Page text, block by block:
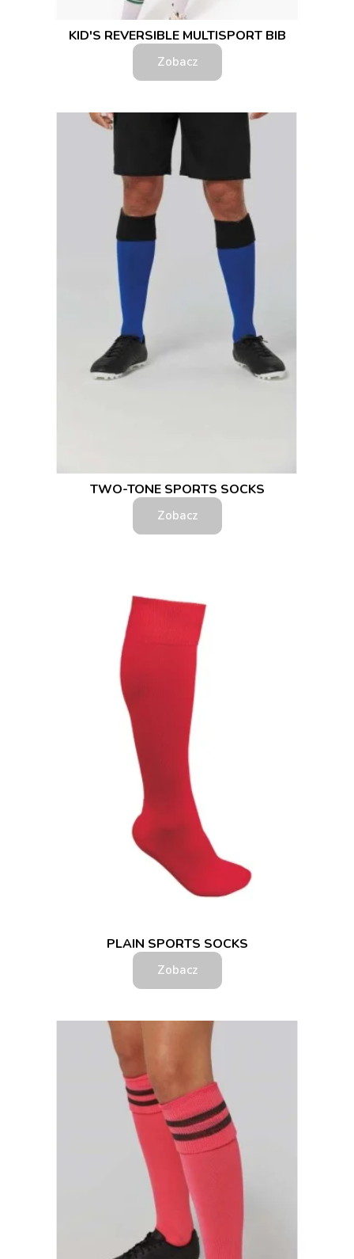
KID'S REVERSIBLE MULTISPORT BIB
Zobacz
TWO-TONE SPORTS SOCKS
Zobacz
PLAIN SPORTS SOCKS
Zobacz